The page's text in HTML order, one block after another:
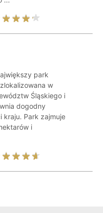
park
w
Śląskiego i
dogodny
Park zajmuje
i